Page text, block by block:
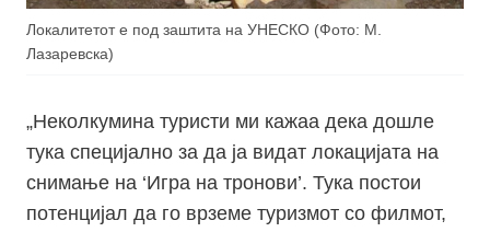
Локалитетот е под заштита на УНЕСКО (Фото: М.
Лазаревска)
„Неколкумина туристи ми кажаа дека дошле
тука специјално за да ја видат локацијата на
снимање на ‘Игра на тронови’. Тука постои
потенцијал да го врземе туризмот со филмот,